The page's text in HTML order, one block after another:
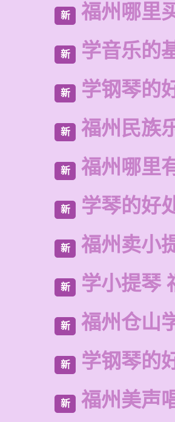
新 福州哪里
新 学音乐的
新 学钢琴的
新 福州民族
新 福州哪里
新 学琴的好
新 福州卖小
新 学小提琴
新 福州仓山
新 学钢琴的
新 福州美声